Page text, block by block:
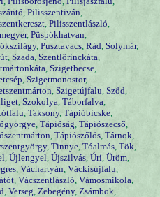
, Pilisszentiván,
, Pilisszentlászló,
, Püspökhatvan,
, Pusztavacs, Rád, Solymár,
, Szada, Szentlőrinckáta,
, Szigetbecse,
, Szigetmonostor,
, Szigetújfalu, Sződ,
, Szokolya, Táborfalva,
, Taksony, Tápióbicske,
, Tápióság, Tápiószecső,
, Tápiószőlős, Tárnok,
, Tinnye, Tóalmás, Tök,
, Újlengyel, Újszilvás, Úri, Üröm,
, Váchartyán, Váckisújfalu,
, Vácszentlászló, Vámosmikola,
, Verseg, Zebegény, Zsámbok,